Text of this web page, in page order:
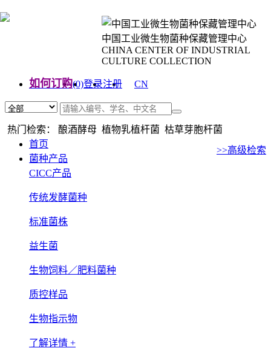
中国工业微生物菌种保藏管理中心
CHINA CENTER OF INDUSTRIAL
CULTURE COLLECTION
如何订购(0)登录注册
CN
热门检索： 酿酒酵母 植物乳植杆菌 枯草芽胞杆菌
>>高级检索
首页
菌种产品
CICC产品
传统发酵菌种
标准菌株
益生菌
生物饲料／肥料菌种
质控样品
生物指示物
了解详情 +